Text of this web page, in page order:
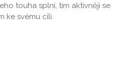
touha splní, tím aktivněji se
ke svému cíli.